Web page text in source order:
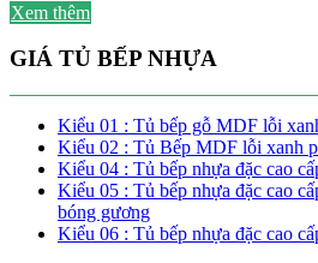
Xem thêm
GIÁ TỦ BẾP NHỰA
Kiểu 01 : Tủ bếp gỗ MDF lỗi
Kiểu 02 : Tủ Bếp MDF lỗi xanh
Kiểu 04 : Tủ bếp nhựa đặc cao
Kiểu 05 : Tủ bếp nhựa đặc cao
bóng gương
Kiểu 06 : Tủ bếp nhựa đặc cao